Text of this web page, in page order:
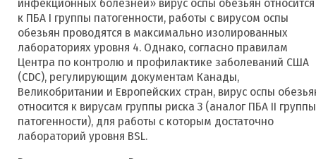
к ПБА I группы патогенности, работы с вирусом оспы
обезьян проводятся в максимально изолированных
лабораториях уровня 4. Однако, согласно правилам
Центра по контролю и профилактике заболеваний США
(CDC), регулирующим документам Канады,
Великобритании и Европейских стран, вирус оспы
относится к вирусам группы риска 3 (аналог ПБА II группы
патогенности), для работы с которым достаточно
лабораторий уровня BSL.